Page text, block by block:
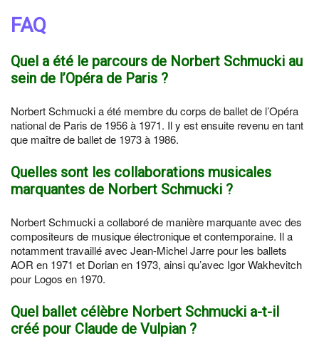
FAQ
Quel a été le parcours de Norbert Schmucki au
sein de l’Opéra de Paris ?
Norbert Schmucki a été membre du corps de ballet de l’Opéra
national de Paris de 1956 à 1971. Il y est ensuite revenu en tant
que maître de ballet de 1973 à 1986.
Quelles sont les collaborations musicales
marquantes de Norbert Schmucki ?
Norbert Schmucki a collaboré de manière marquante avec des
compositeurs de musique électronique et contemporaine. Il a
notamment travaillé avec Jean-Michel Jarre pour les ballets
AOR en 1971 et Dorian en 1973, ainsi qu’avec Igor Wakhevitch
pour Logos en 1970.
Quel ballet célèbre Norbert Schmucki a-t-il
créé pour Claude de Vulpian ?